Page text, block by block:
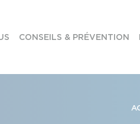
CONSEILS & PRÉVENTION